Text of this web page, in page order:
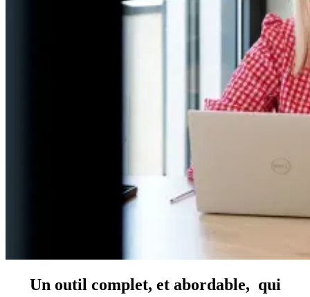
Un outil complet, et abordable, qui